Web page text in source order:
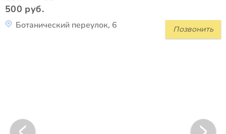
500 руб.
Позвонить
Ботанический переулок, 6